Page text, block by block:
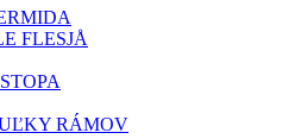
FLESJÅ
RÁMOV